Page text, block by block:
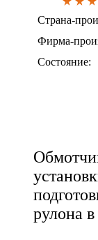
Страна-
Фирма-
Состояние:
рулона